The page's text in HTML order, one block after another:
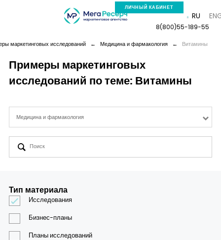
ЛИЧНЫЙ КАБИНЕТ
Компания
Услуги
Новая реальность
Аналитика
Контакты
RU
8(800)55-189-55
маркетинговых исследований ← Медицина и фармакология ← Витамины
Примеры маркетинговых
исследований по теме: Витамины
Медицина и фармакология
Тип материала
Исследования
Бизнес-планы
Планы исследований